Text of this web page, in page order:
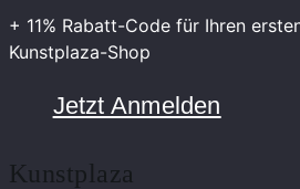
+ 11% Rabatt-Code für Ihren
Kunstplaza-Shop
Jetzt Anmelden
Kunstplaza